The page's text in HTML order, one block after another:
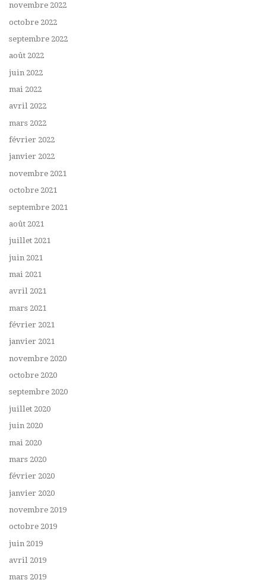
novembre 2022
octobre 2022
septembre 2022
août 2022
juin 2022
mai 2022
avril 2022
mars 2022
février 2022
janvier 2022
novembre 2021
octobre 2021
septembre 2021
août 2021
juillet 2021
juin 2021
mai 2021
avril 2021
mars 2021
février 2021
janvier 2021
novembre 2020
octobre 2020
septembre 2020
juillet 2020
juin 2020
mai 2020
mars 2020
février 2020
janvier 2020
novembre 2019
octobre 2019
juin 2019
avril 2019
mars 2019